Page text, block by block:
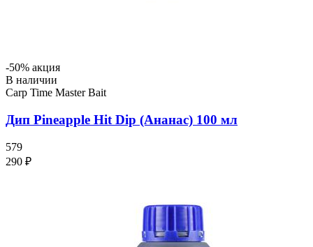
-50% акция
В наличии
Carp Time Master Bait
Дип Pineapple Hit Dip (Ананас) 100 мл
579
290 ₽